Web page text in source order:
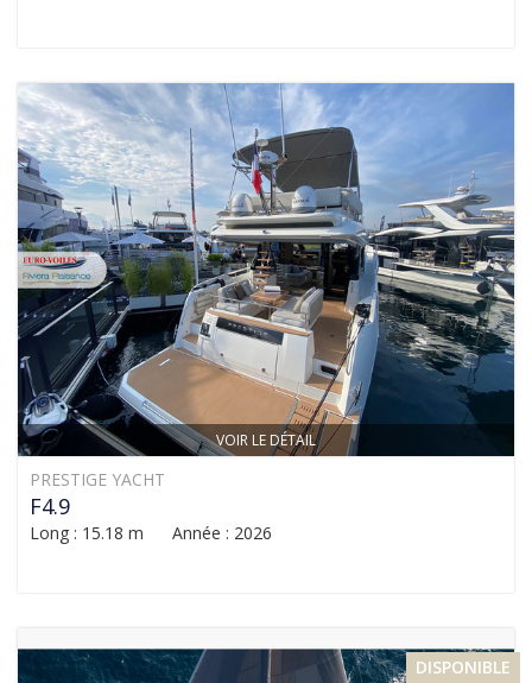
VOIR LE DÉTAIL
PRESTIGE YACHT
F4.9
Long : 15.18 m Année : 2026
DISPONIBLE